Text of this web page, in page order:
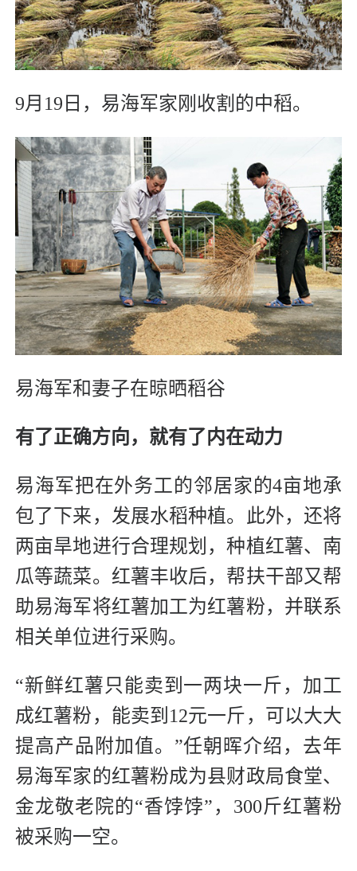
9月19日，易海军家刚收割的中稻。
易海军和妻子在晾晒稻谷
有了正确方向，就有了内在动力
易海军把在外务工的邻居家的4亩地承
包了下来，发展水稻种植。此外，还将
两亩旱地进行合理规划，种植红薯、南
瓜等蔬菜。红薯丰收后，帮扶干部又帮
助易海军将红薯加工为红薯粉，并联系
相关单位进行采购。
“新鲜红薯只能卖到一两块一斤，加工
成红薯粉，能卖到12元一斤，可以大大
提高产品附加值。”任朝晖介绍，去年
易海军家的红薯粉成为县财政局食堂、
金龙敬老院的“香饽饽”，300斤红薯粉
被采购一空。